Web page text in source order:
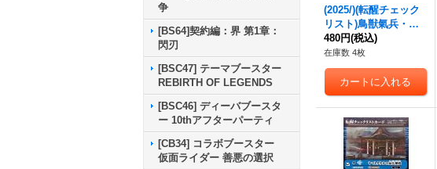
争
[BS64]契約編：界 第1章：
閃刃
[BSC47] テーマブースター
REBIRTH OF LEGENDS
[BSC46] ディーバブースタ
ー 10thアフターパーティ
[CB34] コラボブースター
仮面ライダー 善悪の選択
(2025/)(転醒チェック
リスト)鳥獣氣兵・参
號フクロック/氣兵墓
場【-】{BS73-054a/B
S73-054b}《青》
480円(税込)
在庫数 4枚